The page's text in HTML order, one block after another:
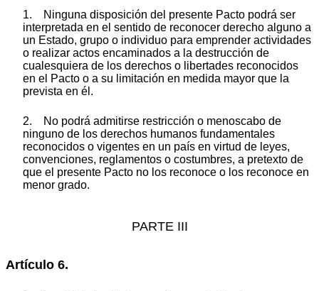
1. Ninguna disposición del presente Pacto podrá ser
interpretada en el sentido de reconocer derecho alguno a
un Estado, grupo o individuo para emprender actividades
o realizar actos encaminados a la destrucción de
cualesquiera de los derechos o libertades reconocidos
en el Pacto o a su limitación en medida mayor que la
prevista en él.
2. No podrá admitirse restricción o menoscabo de
ninguno de los derechos humanos fundamentales
reconocidos o vigentes en un país en virtud de leyes,
convenciones, reglamentos o costumbres, a pretexto de
que el presente Pacto no los reconoce o los reconoce en
menor grado.
PARTE III
Artículo 6.